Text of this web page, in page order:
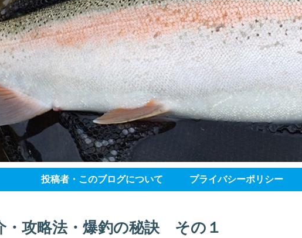
投稿者・このブログについて プライバシーポリシー
・攻略法・爆釣の秘訣 その１